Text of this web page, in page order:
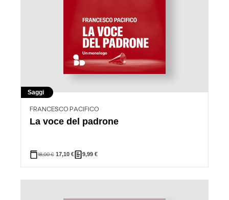
Saggi
FRANCESCO PACIFICO
La voce del padrone
18,00€ 17,10 € 9,99 €